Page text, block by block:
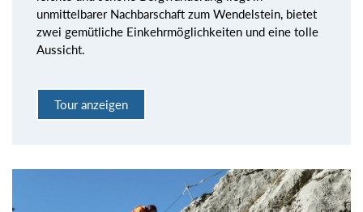
unmittelbarer Nachbarschaft zum Wendelstein, bietet
zwei gemütliche Einkehrmöglichkeiten und eine tolle
Aussicht.
Tour anzeigen